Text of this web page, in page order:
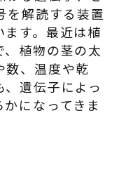
を解読する装置
す。最近は植
植物の茎の太
数、温度や乾
遺伝子によっ
になってきま